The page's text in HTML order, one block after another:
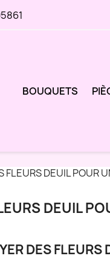
BOUQUETS
FLEURS DEUIL POUR
DEUIL
DES